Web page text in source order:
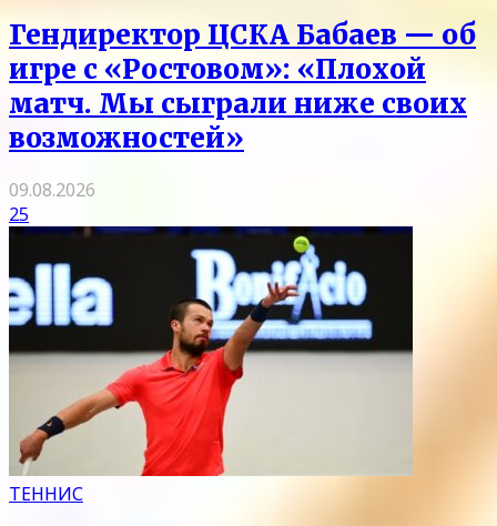
Гендиректор ЦСКА Бабаев — об
игре с «Ростовом»: «Плохой
матч. Мы сыграли ниже своих
возможностей»
09.08.2026
25
ТЕННИС